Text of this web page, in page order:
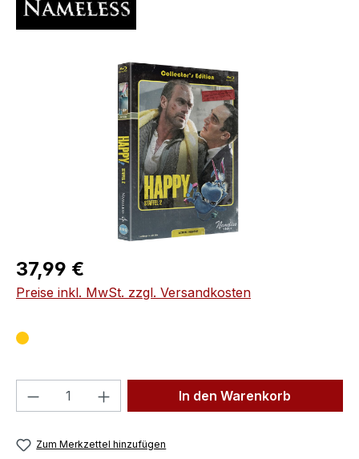
Bildergalerie überspringen
Regulärer Preis:
37,99 €
Preise inkl. MwSt. zzgl. Versandkosten
Produkt Anzahl: Gib denIn den Warenkorb
Zum Merkzettel hinzufügen